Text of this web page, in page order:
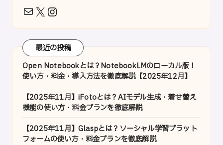
メールX Instagram
最近の投稿
Open Notebookとは？NotebookLMのローカル版！
使い方・料金・導入方法を徹底解説【2025年12月】
【2025年11月】iFotoとは？AIモデル生成・着せ替え
機能の使い方・料金プランを徹底解説
【2025年11月】Glaspとは？ソーシャル学習プラット
フォームの使い方・料金プランを徹底解説